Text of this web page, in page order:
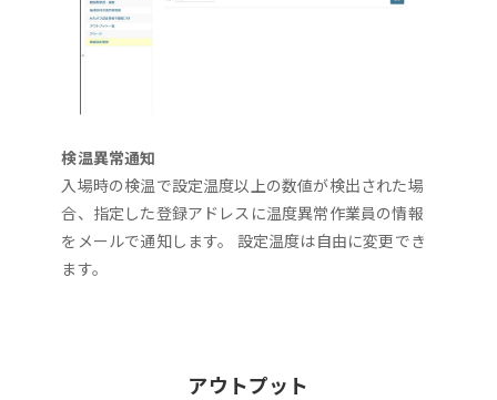
検温異常通知
入場時の検温で設定温度以上の数値が検出された場
合、指定した登録アドレスに温度異常作業員の情報
をメールで通知します。 設定温度は自由に変更でき
ます。
アウトプット